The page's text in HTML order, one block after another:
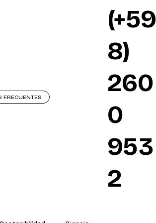
FRECUENTES
(+59
8)
260
0
953
2